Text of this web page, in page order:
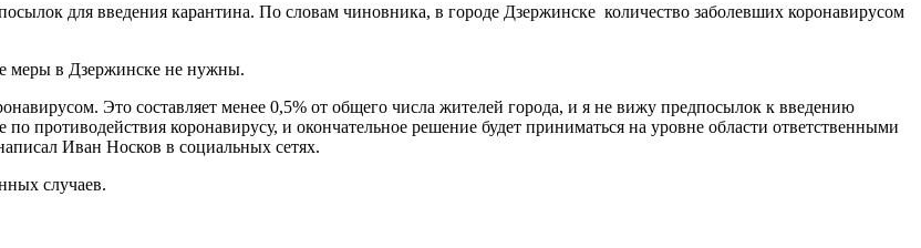
для введения карантина. По словам чиновника, в городе Дзержинске количество заболевших коронавирусом
меры в Дзержинске не нужны.
Это составляет менее 0,5% от общего числа жителей города, и я не вижу предпосылок к введению
противодействия коронавирусу, и окончательное решение будет приниматься на уровне области ответственными
Иван Носков в социальных сетях.
случаев.